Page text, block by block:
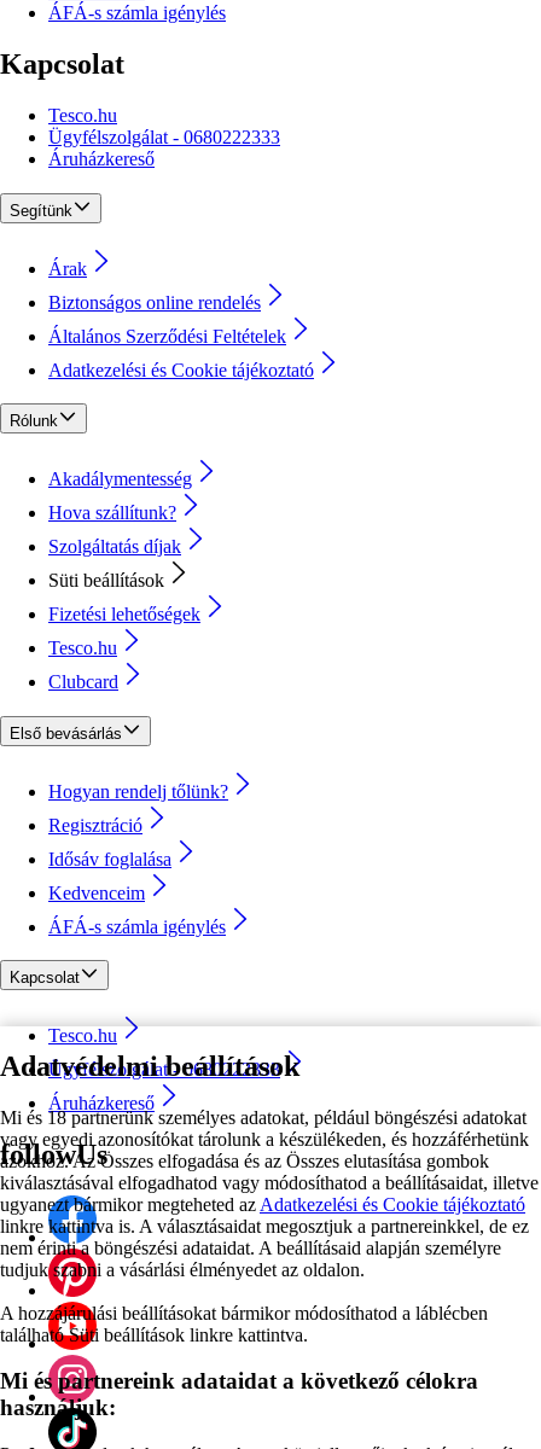
Adatvédelmi beállítások
Mi és 18 partnerünk személyes adatokat, például böngészési adatokat
vagy egyedi azonosítókat tárolunk a készülékeden, és hozzáférhetünk
azokhoz. Az Összes elfogadása és az Összes elutasítása gombok
kiválasztásával elfogadhatod vagy módosíthatod a beállításaidat, illetve
ugyanezt bármikor megteheted az Adatkezelési és Cookie tájékoztató
linkre kattintva is. A választásaidat megosztjuk a partnereinkkel, de ez
nem érinti a böngészési adataidat. A beállításaid alapján személyre
tudjuk szabni a vásárlási élményedet az oldalon.
A hozzájárulási beállításokat bármikor módosíthatod a láblécben
található Süti beállítások linkre kattintva.
Mi és partnereink adataidat a következő célokra
használjuk:
ÁFÁ-s számla igénylés
Kapcsolat
Tesco.hu
Ügyfélszolgálat - 0680222333
Áruházkereső
Segítünk
Árak
Biztonságos online rendelés
Általános Szerződési Feltételek
Adatkezelési és Cookie tájékoztató
Rólunk
Akadálymentesség
Hova szállítunk?
Szolgáltatás díjak
Süti beállítások
Fizetési lehetőségek
Tesco.hu
Clubcard
Első bevásárlás
Hogyan rendelj tőlünk?
Regisztráció
Idősáv foglalása
Kedvenceim
ÁFÁ-s számla igénylés
Kapcsolat
Tesco.hu
Ügyfélszolgálat - 0680222333
Áruházkereső
followUs